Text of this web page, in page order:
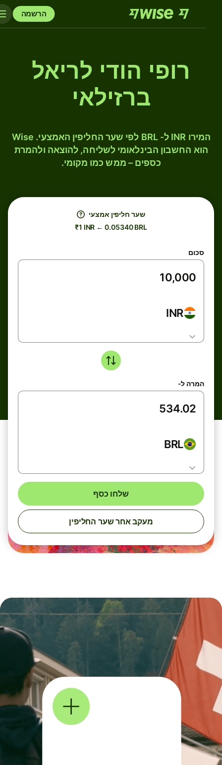
הרשמה
רופי הודי לריאל
ברזילאי
המירו INR ל- BRL לפי שער החליפין האמצעי. Wise
הוא החשבון הבינלאומי לשליחה, להוצאה ולהמרת
כספים – ממש כמו מקומי.
שער חליפין אמצעי
₹1 INR ← 0.05340 BRL
סכום
INR
המרה ל-
BRL
שלחו כסף
מעקב אחר שער החליפין